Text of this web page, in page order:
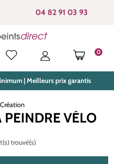
04 82 91 03 93
0
LE
| Meilleurs prix garantis
PEINDRE VÉLO
trouvé(s)